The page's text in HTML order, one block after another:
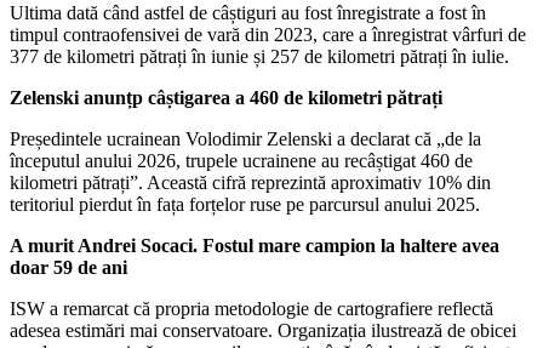
Ultima dată când astfel de câștiguri au fost înregistrate a fost în
timpul contraofensivei de vară din 2023, care a înregistrat vârfuri de
377 de kilometri pătrați în iunie și 257 de kilometri pătrați în iulie.
Zelenski anunțp câștigarea a 460 de kilometri pătrați
Președintele ucrainean Volodimir Zelenski a declarat că „de la
începutul anului 2026, trupele ucrainene au recâștigat 460 de
kilometri pătrați”. Această cifră reprezintă aproximativ 10% din
teritoriul pierdut în fața forțelor ruse pe parcursul anului 2025.
A murit Andrei Socaci. Fostul mare campion la haltere avea
doar 59 de ani
ISW a remarcat că propria metodologie de cartografiere reflectă
adesea estimări mai conservatoare. Organizația ilustrează de obicei